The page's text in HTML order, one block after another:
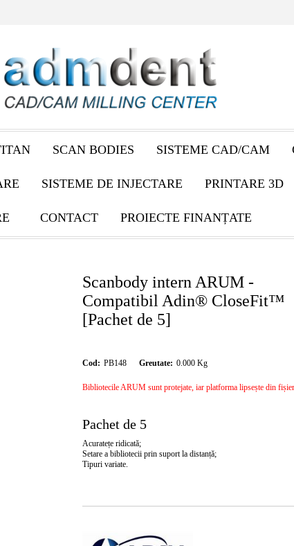
SCAN BODIES SISTEME CAD/CAM
SISTEME DE INJECTARE PRINTARE 3D
CONTACT PROIECTE FINANȚATE
Scanbody intern ARUM -
Compatibil Adin® CloseFit™
[Pachet de 5]
Cod: PB148 Greutate: 0.000 Kg
Bibliotecile ARUM sunt protejate, iar platforma lipsește din
Pachet de 5
Acuratețe ridicată;
Setare a bibliotecii prin suport la distanță;
Tipuri variate.